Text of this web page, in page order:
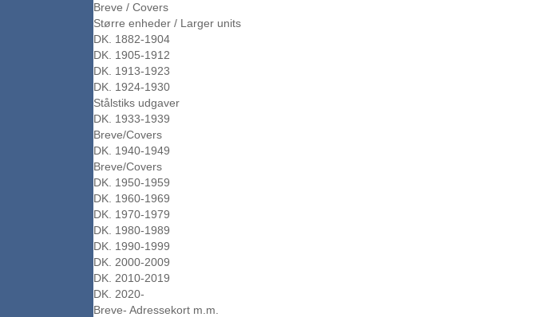
Breve / Covers
Større enheder / Larger units
DK. 1882-1904
DK. 1905-1912
DK. 1913-1923
DK. 1924-1930
Stålstiks udgaver
DK. 1933-1939
Breve/Covers
DK. 1940-1949
Breve/Covers
DK. 1950-1959
DK. 1960-1969
DK. 1970-1979
DK. 1980-1989
DK. 1990-1999
DK. 2000-2009
DK. 2010-2019
DK. 2020-
Breve- Adressekort m.m.